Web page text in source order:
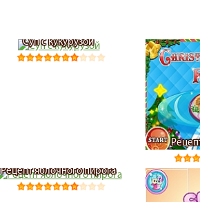
Суп с кукурузой
Рецепт яблочного пирога